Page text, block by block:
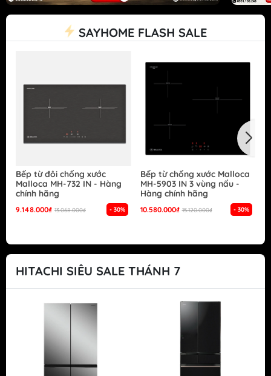
SAYHOME FLASH SALE
- 30%
Bếp từ đôi chống xước
Malloca MH-732 IN - Hàng
chính hãng
9.148.000₫ 13.068.000₫ - 30%
Bếp từ chống xước Malloca
MH-5903 IN 3 vùng nấu -
Hàng chính hãng
10.580.000₫ 15.120.000₫
HITACHI SIÊU SALE THÁNH 7